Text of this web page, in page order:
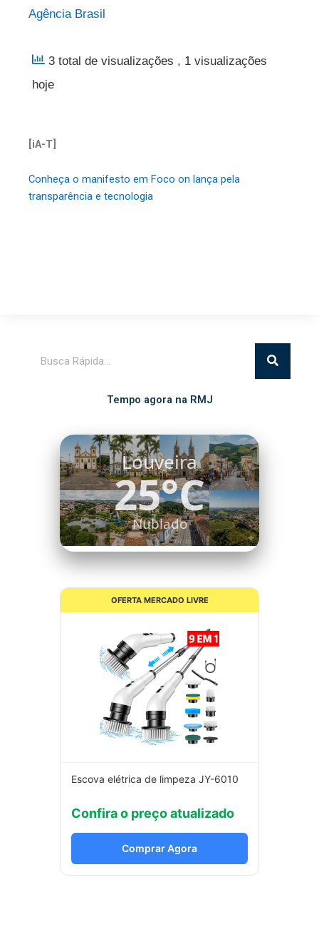
Agência Brasil
3 total de visualizações , 1 visualizações
hoje
[iA-T]
Conheça o manifesto em Foco on lança pela
transparência e tecnologia
Tempo agora na RMJ
Louveira
25°C
Nublado
OFERTA MERCADO LIVRE
Escova elétrica de limpeza JY-6010
Confira o preço atualizado
Comprar Agora